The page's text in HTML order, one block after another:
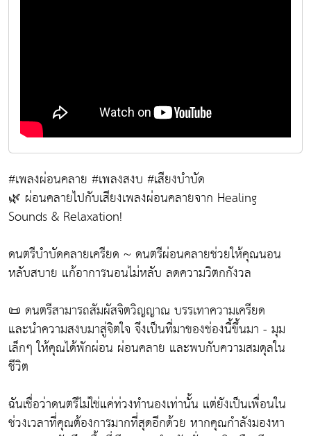
#เพลงผ่อนคลาย #เพลงสงบ #เสียงบำบัด
🌿 ผ่อนคลายไปกับเสียงเพลงผ่อนคลายจาก Healing
Sounds & Relaxation!
ดนตรีบำบัดคลายเครียด ~ ดนตรีผ่อนคลายช่วยให้คุณนอน
หลับสบาย แก้อาการนอนไม่หลับ ลดความวิตกกังวล
📜 ดนตรีสามารถสัมผัสจิตวิญญาณ บรรเทาความเครียด
และนำความสงบมาสู่จิตใจ จึงเป็นที่มาของช่องนี้ขึ้นมา - มุม
เล็กๆ ให้คุณได้พักผ่อน ผ่อนคลาย และพบกับความสมดุลใน
ชีวิต
ฉันเชื่อว่าดนตรีไม่ใช่แค่ท่วงทำนองเท่านั้น แต่ยังเป็นเพื่อนใน
ช่วงเวลาที่คุณต้องการมากที่สุดอีกด้วย หากคุณกำลังมองหา